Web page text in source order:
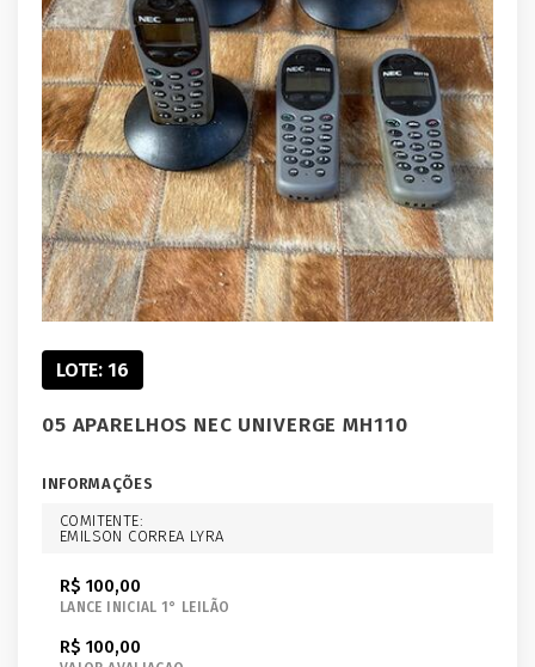
LOTE: 16
05 APARELHOS NEC UNIVERGE MH110
INFORMAÇÕES
COMITENTE:
EMILSON CORREA LYRA
R$ 100,00
LANCE INICIAL 1° LEILÃO
R$ 100,00